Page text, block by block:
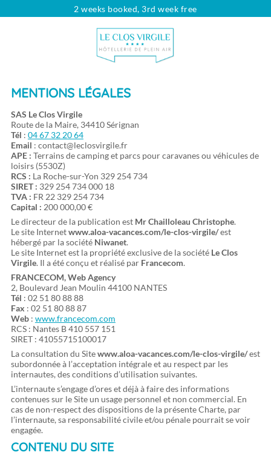
2 weeks booked, 3rd week free
MENTIONS LÉGALES
SAS Le Clos Virgile
Route de la Maire, 34410 Sérignan
Tél : 04 67 32 20 64
Email : contact@leclosvirgile.fr
APE : Terrains de camping et parcs pour caravanes ou véhicules de
loisirs (5530Z)
RCS : La Roche-sur-Yon 329 254 734
SIRET : 329 254 734 000 18
TVA : FR 22 329 254 734
Capital : 200 000,00 €
Le directeur de la publication est Mr Chailloleau Christophe.
Le site Internetwww.aloa-vacances.com/le-clos-virgile/est
hébergé par la société Niwanet.
Le site Internet est la propriété exclusive de la société Le Clos
Virgile. Il a été conçu et réalisé par Francecom.
FRANCECOM, Web Agency
2, Boulevard Jean Moulin 44100 NANTES
Tél : 02 51 80 88 88
Fax : 02 51 80 88 87
Web: www.francecom.com
RCS : Nantes B 410 557 151
SIRET : 41055715100017
La consultation du Sitewww.aloa-vacances.com/le-clos-virgile/est
subordonnée à l’acceptation intégrale et au respect par les
internautes, des conditions d’utilisation suivantes.
L’internaute s’engage d’ores et déjà à faire des informations
contenues sur le Site un usage personnel et non commercial. En
cas de non-respect des dispositions de la présente Charte, par
l’internaute, sa responsabilité civile et/ou pénale pourrait se voir
engagée.
CONTENU DU SITE
Travelers